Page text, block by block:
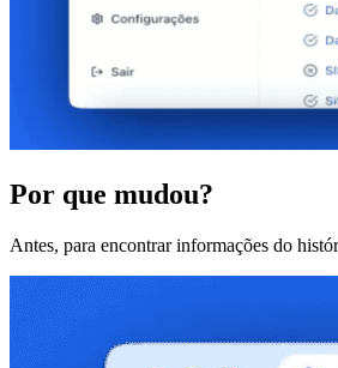
Por que mudou?
Antes, para encontrar informações do